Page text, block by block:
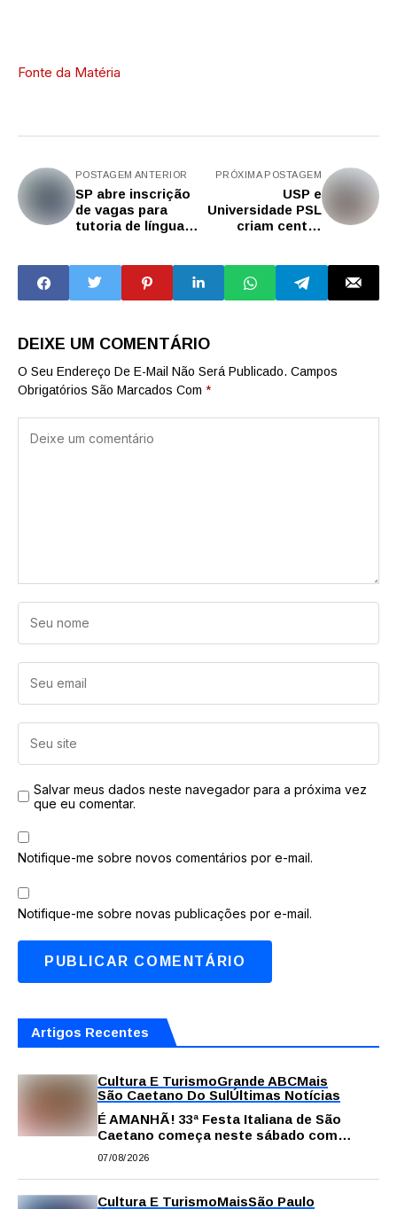
Fonte da Matéria
POSTAGEM ANTERIOR
SP abre inscrição
de vagas para
tutoria de língua
estudantes do 6º
ao 9º ano
PRÓXIMA POSTAGEM
USP e
Universidade PSL
criam centro
economia circular
e terapia celular
DEIXE UM COMENTÁRIO
O Seu Endereço De E-Mail Não Será Publicado. Campos
Obrigatórios São Marcados Com *
Salvar meus dados neste navegador para a próxima vez
que eu comentar.
Notifique-me sobre novos comentários por e-mail.
Notifique-me sobre novas publicações por e-mail.
Artigos Recentes
Cultura E TurismoGrande ABCMais
São Caetano Do SulÚltimas Notícias
É AMANHÃ! 33ª Festa Italiana de São
Caetano começa neste sábado com
gastronomia, música e solidariedade
07/08/2026
Cultura E TurismoMaisSão Paulo